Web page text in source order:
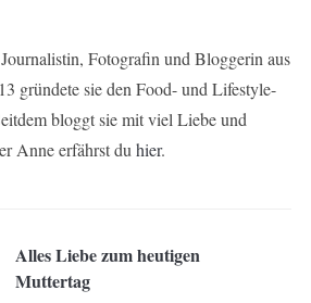
Fotografin und Bloggerin aus
gründete sie den Food- und Lifestyle-
bloggt sie mit viel Liebe und
Anne erfährst du hier.
Alles Liebe zum heutigen
Muttertag